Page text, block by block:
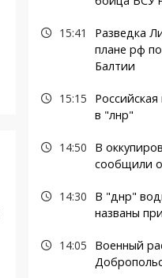
15:41
Разведка
плане рф
Балтии
15:15
в "лнр"
14:50
В
сообщили
14:30
В "днр"
названы
14:05
Военный